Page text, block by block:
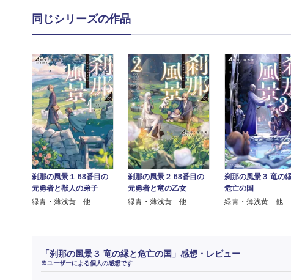
同じシリーズの作品
刹那の風景１ 68番目の
元勇者と獣人の弟子
緑青・薄浅黄 他
刹那の風景２ 68番目の
元勇者と竜の乙女
緑青・薄浅黄 他
刹那の風景３ 竜の
危亡の国
緑青・薄浅黄 他
「刹那の風景３ 竜の縁と危亡の国」感想・レビュー
※ユーザーによる個人の感想です